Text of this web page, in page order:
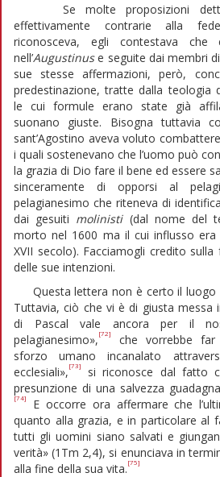
Se molte proposizioni dette
effettivamente contrarie alla
riconosceva, egli contestava che
nell’Augustinuse seguite dai membri
sue stesse affermazioni, però,
predestinazione, tratte dalla teologia
le cui formule erano state già
suonano giuste. Bisogna tuttavia
sant’Agostino aveva voluto
i quali sostenevano che l’uomo può
la grazia di Dio fare il bene ed essere
sinceramente di opporsi al
pelagianesimo che riteneva di
dai gesuiti molinisti(dal nome del
morto nel 1600 ma il cui influsso
XVII secolo). Facciamogli credito
delle sue intenzioni.
Questa lettera non è certo il luogo
Tuttavia, ciò che vi è di giusta messa
di Pascal vale ancora per il
pelagianesimo», [72]
che vorrebbe
sforzo umano incanalato
ecclesiali», [73]
si riconosce dal fatto
presunzione di una salvezza
[74]
E occorre ora affermare che
quanto alla grazia, e in particolare al
tutti gli uomini siano salvati e
verità» (1Tm 2,4), si enunciava in
alla fine della sua vita. [75]